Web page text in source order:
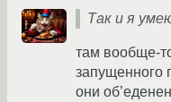
Так и я
там вообще-
запущенного
они